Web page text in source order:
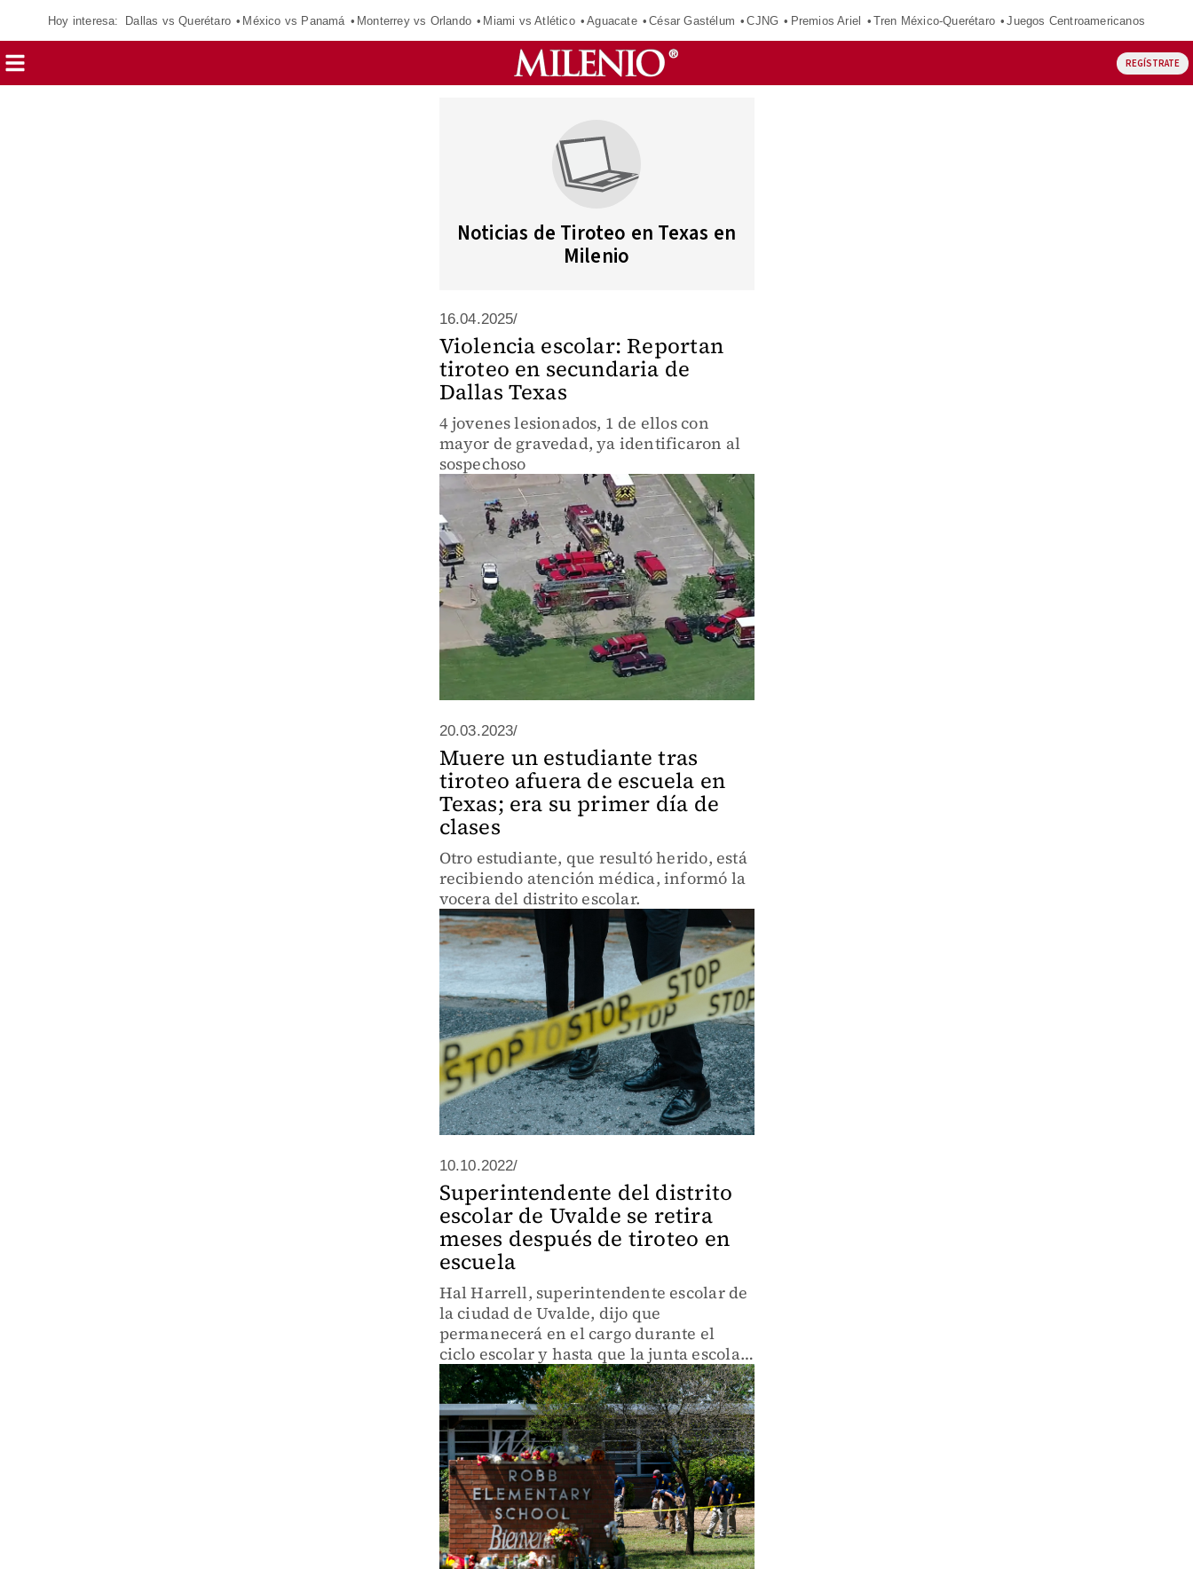
Hoy interesa: Dallas vs Querétaro México vs Panamá Monterrey vs Orlando Miami vs Atlético Aguacate César Gastélum CJNG Premios Ariel Tren México-Querétaro Juegos Centroamericanos
REGÍSTRATE
Noticias de Tiroteo en Texas en
Milenio
16.04.2025/
Violencia escolar: Reportan
tiroteo en secundaria de
Dallas Texas
4 jovenes lesionados, 1 de ellos con
mayor de gravedad, ya identificaron al
sospechoso
20.03.2023/
Muere un estudiante tras
tiroteo afuera de escuela en
Texas; era su primer día de
clases
Otro estudiante, que resultó herido, está
recibiendo atención médica, informó la
vocera del distrito escolar.
10.10.2022/
Superintendente del distrito
escolar de Uvalde se retira
meses después de tiroteo en
escuela
Hal Harrell, superintendente escolar de
la ciudad de Uvalde, dijo que
permanecerá en el cargo durante el
ciclo escolar y hasta que la junta escolar
contrate a su sucesor.